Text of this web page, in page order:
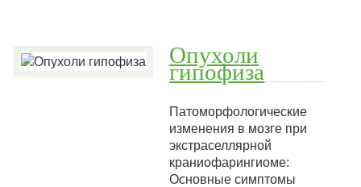
Опухоли
гипофиза
Патоморфологические
изменения в мозге при
экстраселлярной
краниофарингиоме:
Основные симптомы